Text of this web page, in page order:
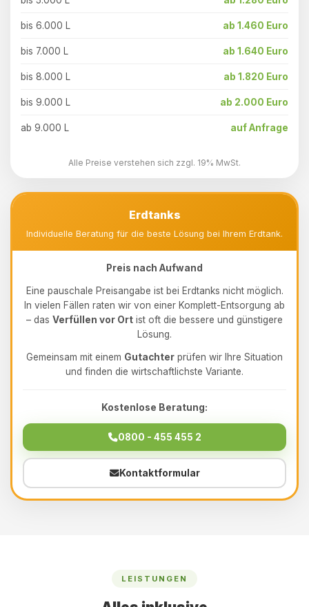
bis 6.000 L ab 1.460 Euro
bis 7.000 L ab 1.640 Euro
bis 8.000 L ab 1.820 Euro
bis 9.000 L ab 2.000 Euro
ab 9.000 L auf Anfrage
Alle Preise verstehen sich zzgl. 19% MwSt.
Erdtanks
Individuelle Beratung für die beste Lösung bei Ihrem Erdtank.
Preis nach Aufwand
Eine pauschale Preisangabe ist bei Erdtanks nicht möglich.
In vielen Fällen raten wir von einer Komplett-Entsorgung ab
– das Verfüllen vor Ort ist oft die bessere und günstigere
Lösung.
Gemeinsam mit einem Gutachter prüfen wir Ihre Situation
und finden die wirtschaftlichste Variante.
Kostenlose Beratung:
0800 - 455 455 2
Kontaktformular
LEISTUNGEN